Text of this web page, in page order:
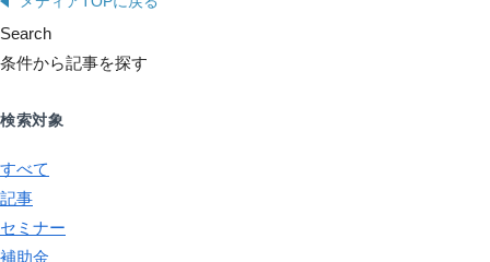
Search
条件から記事を探す
検索対象
すべて
記事
セミナー
補助金